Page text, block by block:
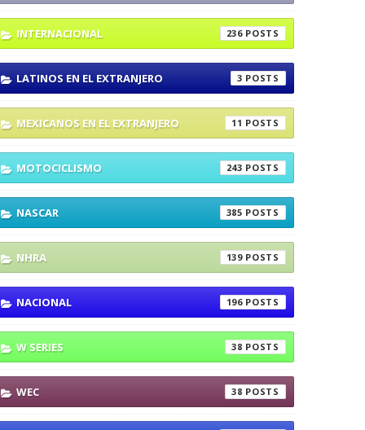
INTERNACIONAL 236
LATINOS EN EL EXTRANJERO 3
MEXICANOS EN EL EXTRANJERO 11
MOTOCICLISMO 243
NASCAR 385
NHRA 139
NACIONAL 196
W SERIES 38
WEC 38